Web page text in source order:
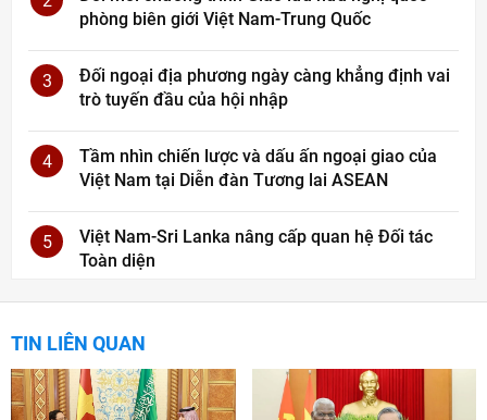
phòng biên giới Việt Nam-Trung Quốc
3
Đối ngoại địa phương ngày càng khẳng định vai
trò tuyến đầu của hội nhập
4
Tầm nhìn chiến lược và dấu ấn ngoại giao của
Việt Nam tại Diễn đàn Tương lai ASEAN
5
Việt Nam-Sri Lanka nâng cấp quan hệ Đối tác
Toàn diện
TIN LIÊN QUAN